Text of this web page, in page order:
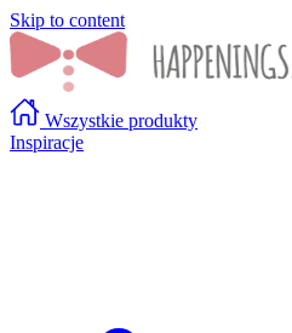
Skip to content
Wszystkie produkty
Inspiracje